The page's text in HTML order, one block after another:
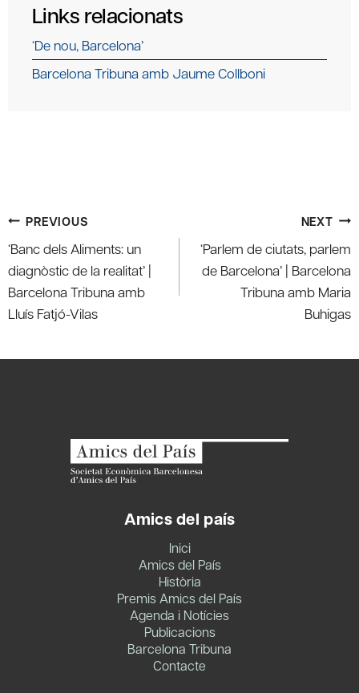
Links relacionats
‘De nou, Barcelona’
Barcelona Tribuna amb Jaume Collboni
Post
navigation
PREVIOUS
‘Banc dels Aliments: un
diagnòstic de la realitat’ |
Barcelona Tribuna amb
Lluís Fatjó-Vilas
NEXT
‘Parlem de ciutats, parlem
de Barcelona’ | Barcelona
Tribuna amb Maria
Buhigas
Amics del país
Inici
Amics del País
Història
Premis Amics del País
Agenda i Notícies
Publicacions
Barcelona Tribuna
Contacte